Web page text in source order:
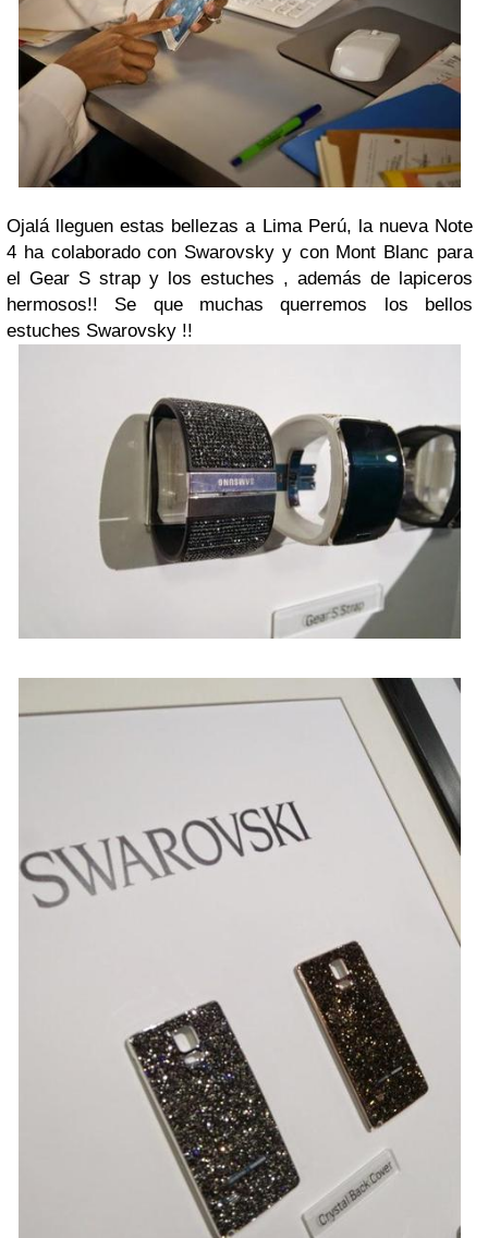
Ojalá lleguen estas bellezas a Lima Perú, la nueva Note
4 ha colaborado con Swarovsky y con Mont Blanc para
el Gear S strap y los estuches , además de lapiceros
hermosos!! Se que muchas querremos los bellos
estuches Swarovsky !!